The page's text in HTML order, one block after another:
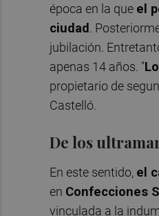
época en la que el
ciudad.
jubilación.
apenas 14 años. "
propietario de
Castelló.
De los
En este sentido, el
en Confecciones
vinculada a la